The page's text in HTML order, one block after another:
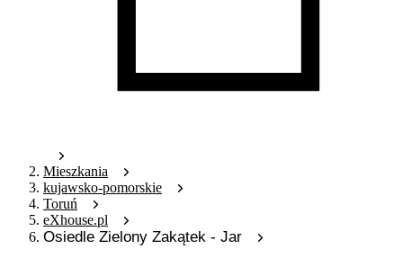
Mieszkania
kujawsko-pomorskie
Toruń
eXhouse.pl
Osiedle Zielony Zakątek - Jar